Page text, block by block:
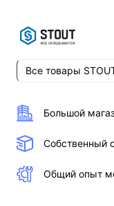
Все товары
Большой
Собственный
Общий опыт